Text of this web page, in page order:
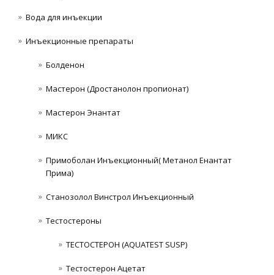
Вода для инъекции
Инъeкциoнныe препараты
Болденон
Мастерон (Дростанолон пропионат)
Мастерон Энантат
МИКС
Примоболан Инъекционный( Метанол Енантат
Прима)
Станозолол Винстрол Инъекционный
Тестостероны
ТЕСТОСТЕРОН (AQUATEST SUSP)
Тестостерон Ацетат